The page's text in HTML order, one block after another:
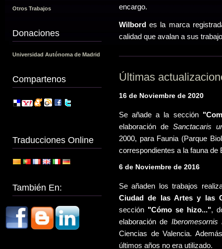
Otros Trabajos
Donaciones
Universidad Autónoma de Madrid
Compartenos
Traducciones Online
También En:
encargo.
Wilbord es la marca
calidad que avalan a sus
Últimas
16 de Noviembre de 2020
Se añade a la sección
elaboración de Sanctacaris
2000, para Faunia (Parque
correspondientes a la fauna de
6 de Noviembre de 2016
Se añaden los trabajos
Ciudad de las Artes y las
sección "Cómo se hizo...",
elaboración de Iberomesornis
Ciencias de Valencia.
últimos años no era utilizado.